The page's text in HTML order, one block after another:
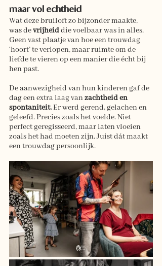
maar vol echtheid
Wat deze bruiloft zo bijzonder maakte,
was de vrijheid die voelbaar was in alles.
Geen vast plaatje van hoe een trouwdag
‘hoort’ te verlopen, maar ruimte om de
liefde te vieren op een manier die écht bij
hen past.
De aanwezigheid van hun kinderen gaf de
dag een extra laag van zachtheid en
spontaniteit. Er werd gerend, gelachen en
geleefd. Precies zoals het voelde. Niet
perfect geregisseerd, maar laten vloeien
zoals het had moeten zijn. Juist dát maakt
een trouwdag persoonlijk.